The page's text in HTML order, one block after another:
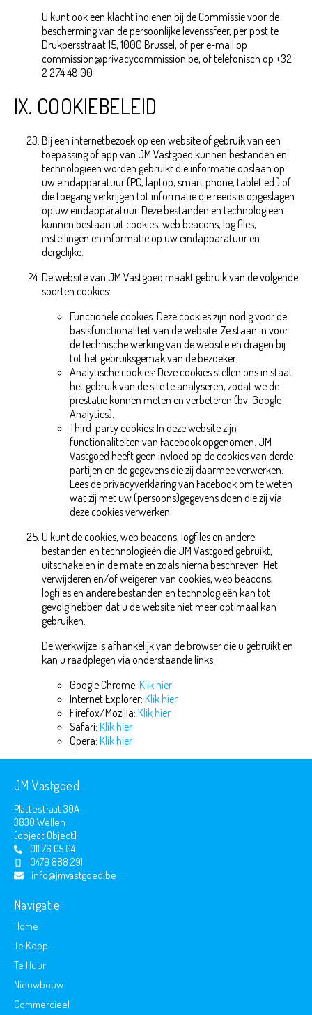
U kunt ook een klacht indienen bij de Commissie voor de
bescherming van de persoonlijke levenssfeer, per post te
Drukpersstraat 15, 1000 Brussel, of per e-mail op
commission@privacycommission.be, of telefonisch op +32
2 274 48 00
IX. COOKIEBELEID
Bij een internetbezoek op een website of gebruik van een
toepassing of app van JM Vastgoed kunnen bestanden en
technologieën worden gebruikt die informatie opslaan op
uw eindapparatuur (PC, laptop, smart phone, tablet ed.) of
die toegang verkrijgen tot informatie die reeds is opgeslagen
op uw eindapparatuur. Deze bestanden en technologieën
kunnen bestaan uit cookies, web beacons, log files,
instellingen en informatie op uw eindapparatuur en
dergelijke.
De website van JM Vastgoed maakt gebruik van de volgende
soorten cookies:
Functionele cookies: Deze cookies zijn nodig voor de
basisfunctionaliteit van de website. Ze staan in voor
de technische werking van de website en dragen bij
tot het gebruiksgemak van de bezoeker.
Analytische cookies: Deze cookies stellen ons in staat
het gebruik van de site te analyseren, zodat we de
prestatie kunnen meten en verbeteren (bv. Google
Analytics).
Third-party cookies: In deze website zijn
functionaliteiten van Facebook opgenomen. JM
Vastgoed heeft geen invloed op de cookies van derde
partijen en de gegevens die zij daarmee verwerken.
Lees de privacyverklaring van Facebook om te weten
wat zij met uw (persoons)gegevens doen die zij via
deze cookies verwerken.
U kunt de cookies, web beacons, logfiles en andere
bestanden en technologieën die JM Vastgoed gebruikt,
uitschakelen in de mate en zoals hierna beschreven. Het
verwijderen en/of weigeren van cookies, web beacons,
logfiles en andere bestanden en technologieën kan tot
gevolg hebben dat u de website niet meer optimaal kan
gebruiken.
De werkwijze is afhankelijk van de browser die u gebruikt en
kan u raadplegen via onderstaande links.
Google Chrome: Klik hier
Internet Explorer: Klik hier
Firefox/Mozilla: Klik hier
Safari: Klik hier
Opera: Klik hier
JM Vastgoed
Plattestraat 30A
3830 Wellen
[object Object]
011 76 05 04
0479 888 291
info@jmvastgoed.be
Navigatie
Home
Te Koop
Te Huur
Nieuwbouw
Commercieel